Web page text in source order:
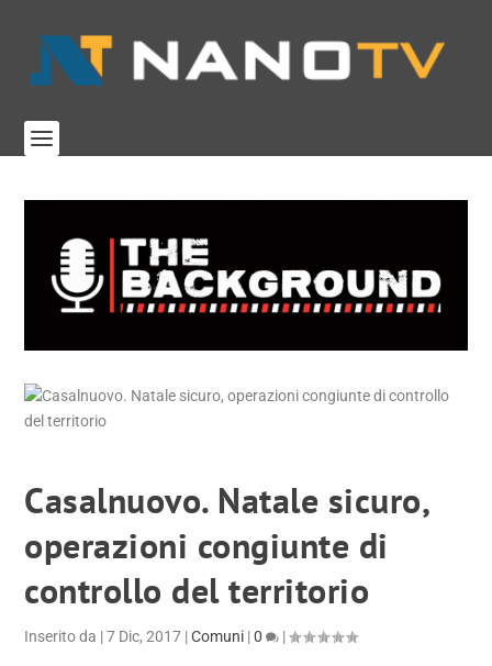
Casalnuovo. Natale sicuro,
operazioni congiunte di
controllo del territorio
Inserito da |7 Dic, 2017 |Comuni |0 |